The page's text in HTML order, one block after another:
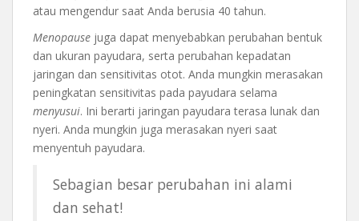
atau mengendur saat Anda berusia 40 tahun.
Menopause juga dapat menyebabkan perubahan bentuk
dan ukuran payudara, serta perubahan kepadatan
jaringan dan sensitivitas otot. Anda mungkin merasakan
peningkatan sensitivitas pada payudara selama
menyusui. Ini berarti jaringan payudara terasa lunak dan
nyeri. Anda mungkin juga merasakan nyeri saat
menyentuh payudara.
Sebagian besar perubahan ini alami
dan sehat!